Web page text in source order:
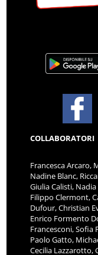
COLLABORATORI
Francesca Arcaro,
Nadine Blanc,
Giulia Calisti,
Filippo Clermont,
Dufour, Christian
Enrico Formento
Francesconi, Sofia
Paolo Gatto,
Cecilia Lazzarotto,